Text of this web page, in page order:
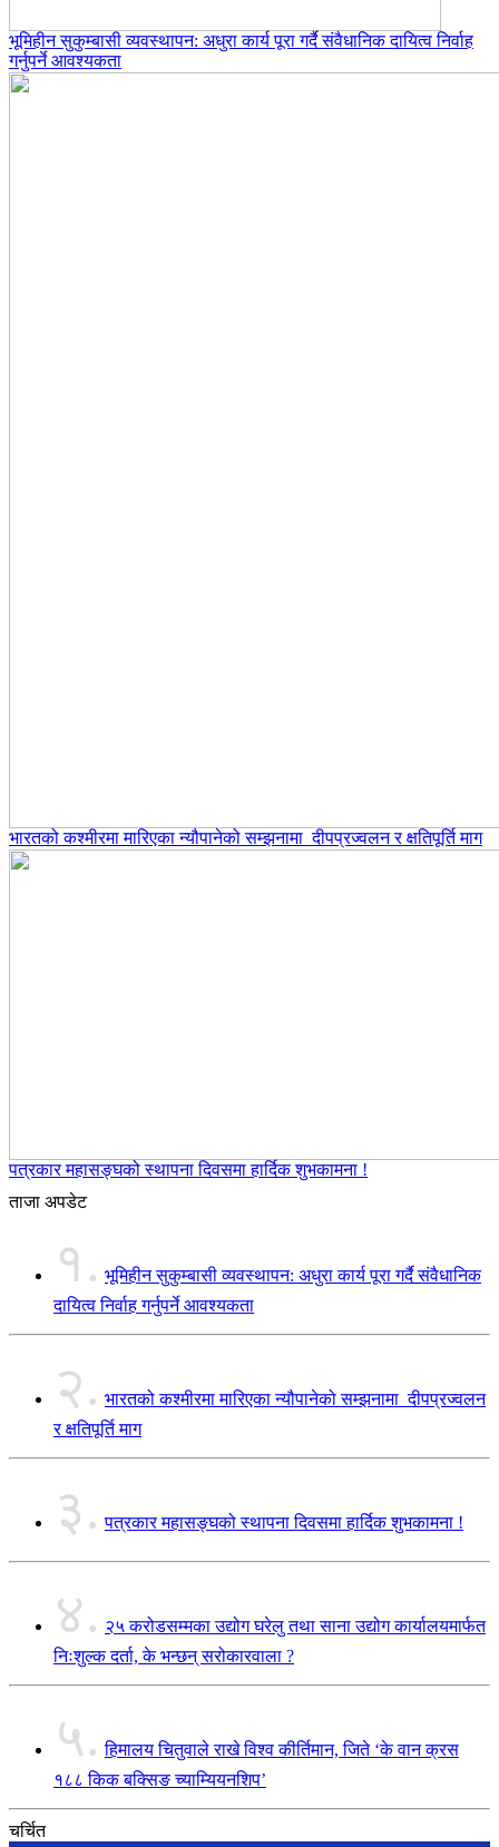
भूमिहीन सुकुम्बासी व्यवस्थापन: अधुरा कार्य पूरा गर्दै संवैधानिक दायित्व निर्वाह
गर्नुपर्ने आवश्यकता
भारतको कश्मीरमा मारिएका न्यौपानेको सम्झनामा दीपप्रज्वलन र क्षतिपूर्ति माग
पत्रकार महासङ्घको स्थापना दिवसमा हार्दिक शुभकामना !
ताजा अपडेट
१. भूमिहीन सुकुम्बासी व्यवस्थापन: अधुरा कार्य पूरा गर्दै संवैधानिक
दायित्व निर्वाह गर्नुपर्ने आवश्यकता
२. भारतको कश्मीरमा मारिएका न्यौपानेको सम्झनामा दीपप्रज्वलन
र क्षतिपूर्ति माग
३. पत्रकार महासङ्घको स्थापना दिवसमा हार्दिक शुभकामना !
४. २५ करोडसम्मका उद्योग घरेलु तथा साना उद्योग कार्यालयमार्फत
निःशुल्क दर्ता, के भन्छन् सरोकारवाला ?
५. हिमालय चितुवाले राखे विश्व कीर्तिमान, जिते ‘के वान क्रस
१८८ किक बक्सिङ च्याम्यियनशिप’
चर्चित